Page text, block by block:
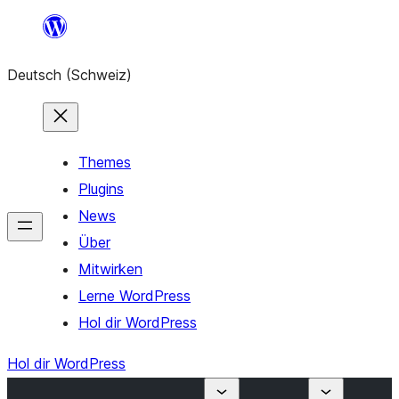
springen
Deutsch (Schweiz)
Themes
Plugins
News
Über
Mitwirken
Lerne WordPress
Hol dir WordPress
Hol dir WordPress